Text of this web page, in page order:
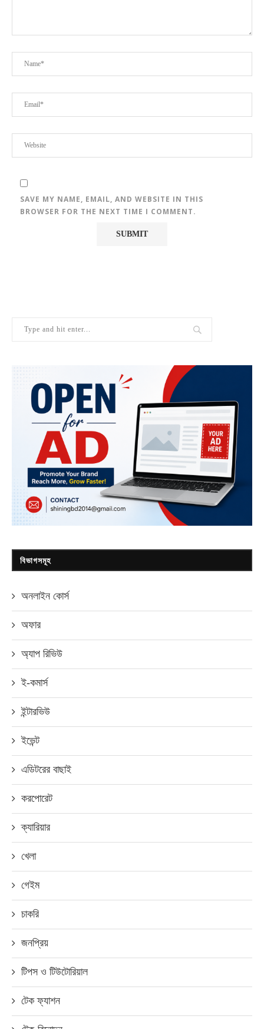
SAVE MY NAME, EMAIL, AND WEBSITE IN THIS
BROWSER FOR THE NEXT TIME I COMMENT.
বিভাগসমূহ
অনলাইন কোর্স
অফার
অ্যাপ রিভিউ
ই-কমার্স
ইন্টারভিউ
ইভেন্ট
এডিটরের বাছাই
করপোরেট
ক্যারিয়ার
খেলা
গেইম
চাকরি
জনপ্রিয়
টিপস ও টিউটোরিয়াল
টেক ফ্যাশন